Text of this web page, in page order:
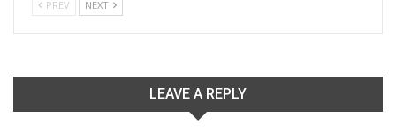
PREV NEXT
LEAVE A REPLY